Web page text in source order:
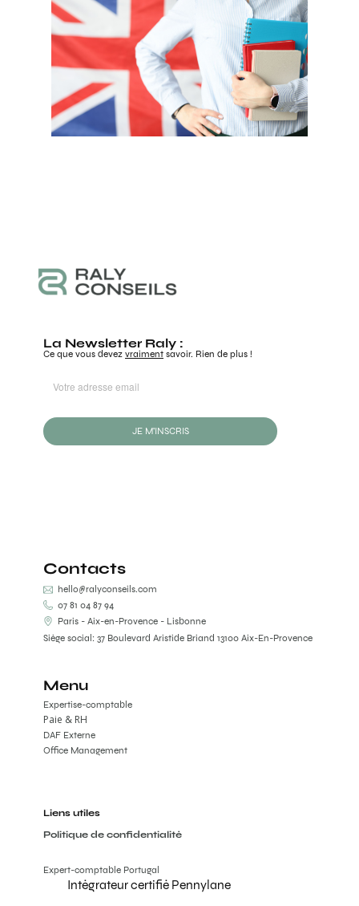
La Newsletter Raly :
Ce que vous devez vraiment savoir. Rien de plus !
JE M'INSCRIS
Contacts
hello@ralyconseils.com
07 81 04 87 94
Paris - Aix-en-Provence - Lisbonne
Siège social: 37 Boulevard Aristide Briand 13100 Aix-En-Provence
Menu
Expertise-comptable
DAF Externe
Office Management
Paie & RH
Liens utiles
Politique de confidentialité
Expert-comptable Portugal
Intégrateur certifié Pennylane